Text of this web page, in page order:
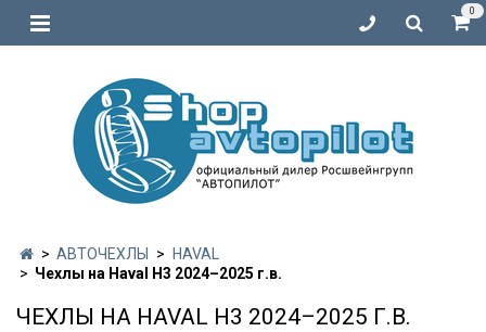
0
АВТОЧЕХЛЫ
HAVAL
Чехлы на Haval H3 2024–2025 г.в.
ЧЕХЛЫ НА HAVAL H3 2024–2025 Г.В.